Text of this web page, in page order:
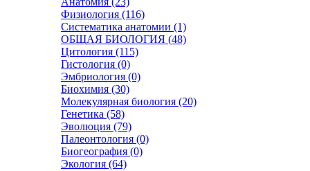
Физиология (116)
Систематика анатомии (1)
ОБЩАЯ БИОЛОГИЯ (48)
Цитология (115)
Гистология (0)
Эмбриология (0)
Биохимия (30)
Молекулярная биология (20)
Генетика (58)
Эволюция (79)
Палеонтология (0)
Биогеография (0)
Экология (64)